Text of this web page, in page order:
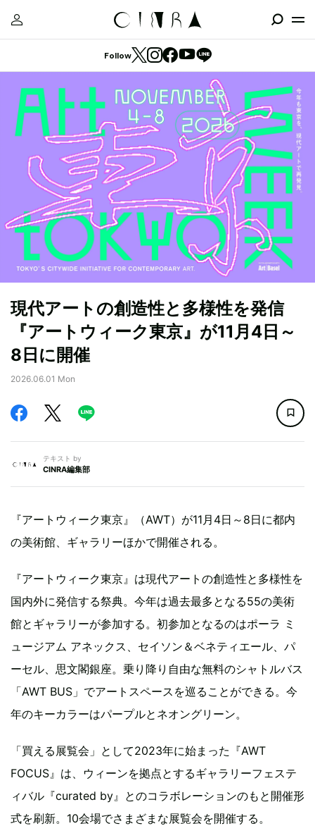
Follow
現代アートの創造性と多様性を発信
『アートウィーク東京』が11月4日～
8日に開催
2026.06.01 Mon
テキスト by
CINRA編集部
『アートウィーク東京』（AWT）が11月4日～8日に都内
の美術館、ギャラリーほかで開催される。
『アートウィーク東京』は現代アートの創造性と多様性を
国内外に発信する祭典。今年は過去最多となる55の美術
館とギャラリーが参加する。初参加となるのはポーラ ミ
ュージアム アネックス、セイソン＆ベネティエール、パ
ーセル、思文閣銀座。乗り降り自由な無料のシャトルバス
「AWT BUS」でアートスペースを巡ることができる。今
年のキーカラーはパープルとネオングリーン。
「買える展覧会」として2023年に始まった『AWT
FOCUS』は、ウィーンを拠点とするギャラリーフェステ
ィバル『curated by』とのコラボレーションのもと開催形
式を刷新。10会場でさまざまな展覧会を開催する。